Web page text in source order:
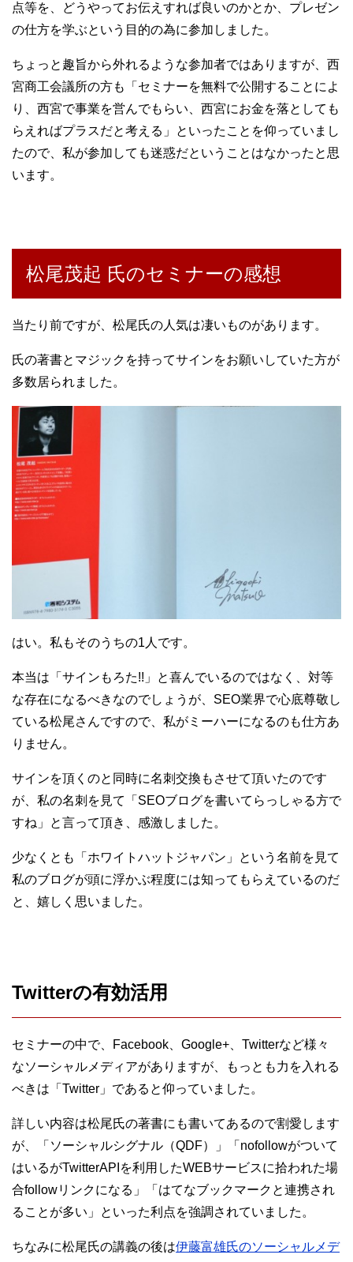
点等を、どうやってお伝えすれば良いのかとか、プレゼン
の仕方を学ぶという目的の為に参加しました。
ちょっと趣旨から外れるような参加者ではありますが、西
宮商工会議所の方も「セミナーを無料で公開することによ
り、西宮で事業を営んでもらい、西宮にお金を落としても
らえればプラスだと考える」といったことを仰っていまし
たので、私が参加しても迷惑だということはなかったと思
います。
松尾茂起 氏のセミナーの感想
当たり前ですが、松尾氏の人気は凄いものがあります。
氏の著書とマジックを持ってサインをお願いしていた方が
多数居られました。
はい。私もそのうちの1人です。
本当は「サインもろた!!」と喜んでいるのではなく、対等
な存在になるべきなのでしょうが、SEO業界で心底尊敬し
ている松尾さんですので、私がミーハーになるのも仕方あ
りません。
サインを頂くのと同時に名刺交換もさせて頂いたのです
が、私の名刺を見て「SEOブログを書いてらっしゃる方で
すね」と言って頂き、感激しました。
少なくとも「ホワイトハットジャパン」という名前を見て
私のブログが頭に浮かぶ程度には知ってもらえているのだ
と、嬉しく思いました。
Twitterの有効活用
セミナーの中で、Facebook、Google+、Twitterなど様々
なソーシャルメディアがありますが、もっとも力を入れる
べきは「Twitter」であると仰っていました。
詳しい内容は松尾氏の著書にも書いてあるので割愛します
が、「ソーシャルシグナル（QDF）」「nofollowがついて
はいるがTwitterAPIを利用したWEBサービスに拾われた場
合followリンクになる」「はてなブックマークと連携され
ることが多い」といった利点を強調されていました。
ちなみに松尾氏の講義の後は伊藤富雄氏のソーシャルメデ